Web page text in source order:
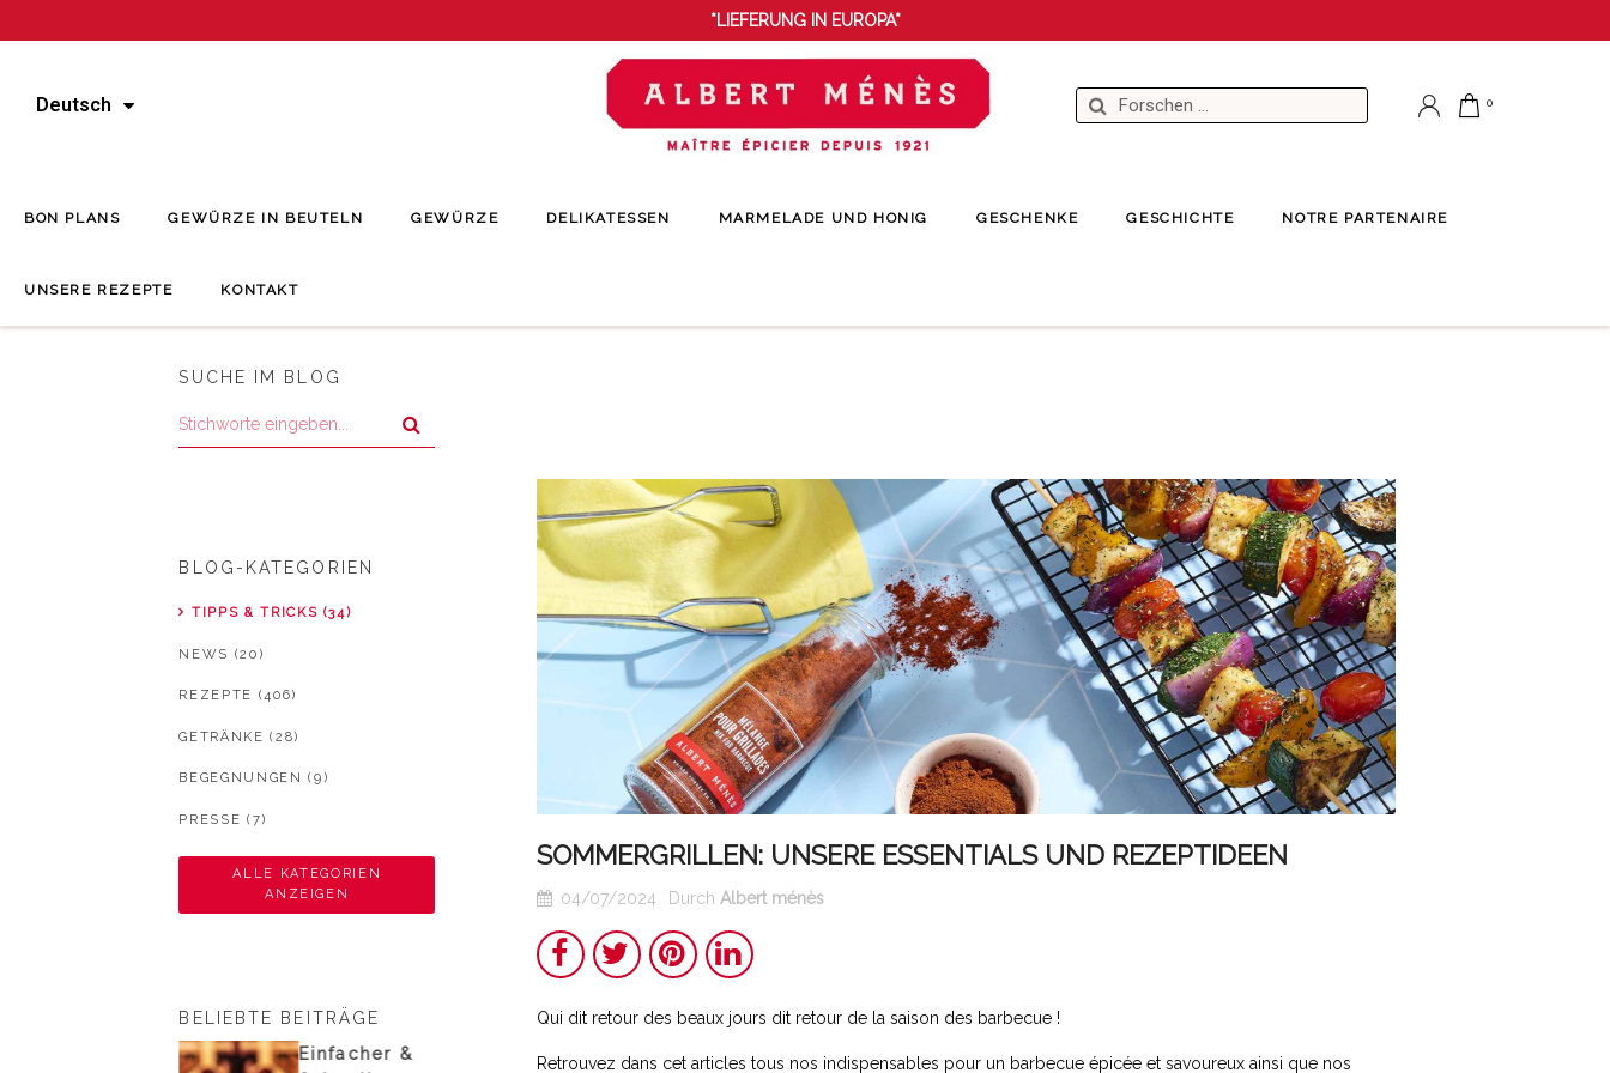
*LIEFERUNG IN EUROPA*
Deutsch
BON PLANS GEWÜRZE IN BEUTELN GEWÜRZE DELIKATESSEN MARMELADE UND HONIG GESCHENKE GESCHICHTE NOTRE PARTENAIRE
UNSERE REZEPTE KONTAKT
SUCHE IM BLOG
BLOG-KATEGORIEN
TIPPS & TRICKS (34)
NEWS (20)
REZEPTE (406)
GETRÄNKE (28)
BEGEGNUNGEN (9)
PRESSE (7)
ALLE KATEGORIEN
ANZEIGEN
BELIEBTE BEITRÄGE
Einfacher &
Das echte
Chakchouka
La piperade
SOMMERGRILLEN: UNSERE ESSENTIALS UND REZEPTIDEEN
04/07/2024 Durch Albert ménès
Qui dit retour des beaux jours dit retour de la saison des barbecue !
Retrouvez dans cet articles tous nos indispensables pour un barbecue épicée et savoureux ainsi que nos